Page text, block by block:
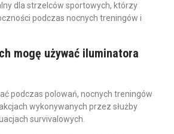
dla strzelców sportowych, którzy
podczas nocnych treningów i
mogę używać iluminatora
podczas polowań, nocnych treningów
wykonywanych przez służby
survivalowych.